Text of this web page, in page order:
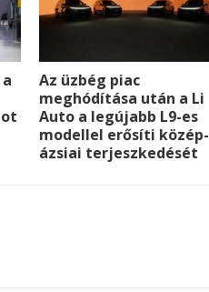
Az üzbég piac
meghódítása után a Li
Auto a legújabb L9-es
modellel erősíti közép-
ázsiai terjeszkedését